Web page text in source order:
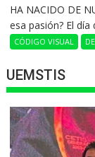
HA NACIDO DE
esa pasión? El día
CÓDIGO VISUAL
UEMSTIS